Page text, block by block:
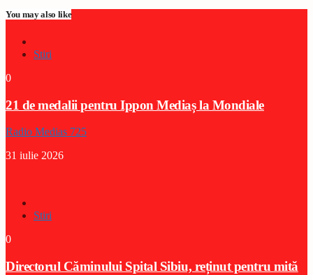
You may also like
Stiri
0
21 de medalii pentru Ippon Mediaș la Mondiale
Radio Medias 725
31 iulie 2026
Stiri
0
Directorul Căminului Spital Sibiu, reținut pentru mită